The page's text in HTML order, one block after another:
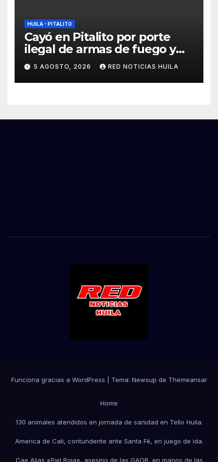
HUILA - PITALITO
Cayó en Pitalito por porte
ilegal de armas de fuego y
tráfico de estupefacientes
5 AGOSTO, 2026 RED NOTICIAS HUILA
Funciona gracias a WordPress Tema: Newsup de Themeansar
Home
130 animales atendidos en jornada de sanidad en Tello Huila.
America de Cali, contundente ante Santa Fé, en juego de ida.
Cae Alias «Piel Roja», asesino de las GAOR, en manos de las